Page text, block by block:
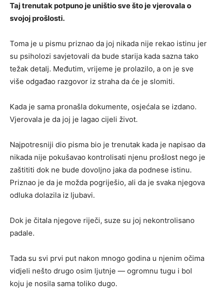
Taj trenutak potpuno je uništio sve što je vjerovala o
svojoj prošlosti.
Toma je u pismu priznao da joj nikada nije rekao istinu jer
su psiholozi savjetovali da bude starija kada sazna tako
težak detalj. Međutim, vrijeme je prolazilo, a on je sve
više odgađao razgovor iz straha da će je slomiti.
Kada je sama pronašla dokumente, osjećala se izdano.
Vjerovala je da joj je lagao cijeli život.
Najpotresniji dio pisma bio je trenutak kada je napisao da
nikada nije pokušavao kontrolisati njenu prošlost nego je
zaštititi dok ne bude dovoljno jaka da podnese istinu.
Priznao je da je možda pogriješio, ali da je svaka njegova
odluka dolazila iz ljubavi.
Dok je čitala njegove riječi, suze su joj nekontrolisano
padale.
Tada su svi prvi put nakon mnogo godina u njenim očima
vidjeli nešto drugo osim ljutnje — ogromnu tugu i bol
koju je nosila sama toliko dugo.